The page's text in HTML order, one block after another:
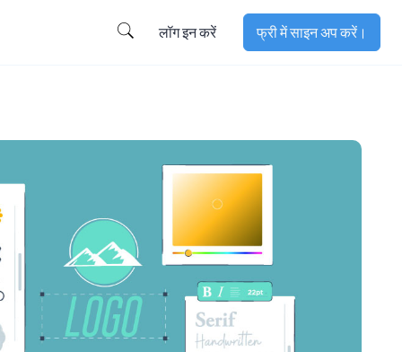
लॉग इन करें फ्री में साइन अप करें।